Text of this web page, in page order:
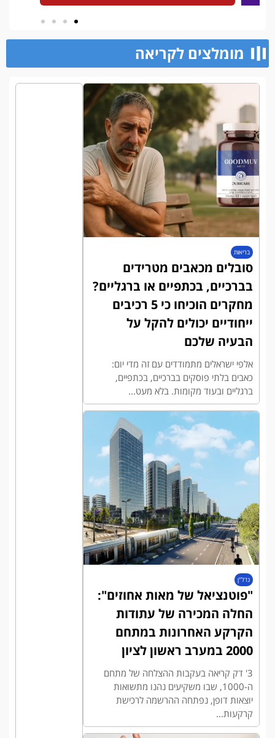
מומלצים לקריאה​
בריאות
סובלים מכאבים מטרידים
בברכיים, בכתפיים או ברגליים?
מחקרים הוכיחו כי 5 רכיבים
ייחודיים יכולים להקל על
הבעיה שלכם
אלפי ישראלים מתמודדים עם זה מדי יום:
כאבים בלתי פוסקים בברכיים, בכתפיים,
ברגליים ובעוד מקומות. בלא מעט...
נדל"ן
"פוטנציאל של מאות אחוזים":
החלה המכירה של עתודות
הקרקע האחרונות במתחם
2000 במערב ראשון לציון
3' דק קריאה בעקבות ההצלחה של מתחם
ה-1000, שבו משקיעים נהנו מתשואות
יוצאות דופן, נפתחה ההרשמה לרכישת
קרקעות...